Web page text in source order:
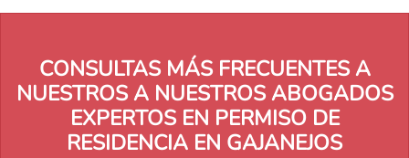
CONSULTAS MÁS FRECUENTES A
NUESTROS A NUESTROS ABOGADOS
EXPERTOS EN PERMISO DE
RESIDENCIA EN GAJANEJOS